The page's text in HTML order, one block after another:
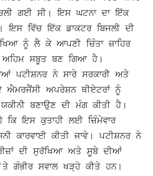
ਚਲੀ ਗਈ ਸੀ।ਇਸ ਘਟਨਾ ਦਾ ਇੱਕ
ਇਸ ਵਿੱਚ ਇੱਕ ਡਾਕਟਰ ਬਿਜਲੀ ਦੀ
ਨੂੰ ਲੈ ਕੇ ਆਪਣੀ ਚਿੰਤਾ ਜ਼ਾਹਿਰ
ਸਬੂਤ ਬਣ ਗਿਆ ਹੈ।
ਪਟੀਸ਼ਨਰ ਨੇ ਸਾਰੇ ਸਰਕਾਰੀ ਅਤੇ
ਐਮਰਜੈਂਸੀ ਅਪਰੇਸ਼ਨ ਥੀਏਟਰਾਂ ਨੂੰ
ਬਣਾਉਣ ਦੀ ਮੰਗ ਕੀਤੀ ਹੈ।
ਕਿ ਇਸ ਕੁਤਾਹੀ ਲਈ ਜ਼ਿੰਮੇਵਾਰ
ਕਾਰਵਾਈ ਕੀਤੀ ਜਾਵੇ। ਪਟੀਸ਼ਨਰ ਨੇ
ਦੀ ਸੁਰੱਖਿਆ ਅਤੇ ਸੂਬੇ ਦੀਆਂ
ਗੰਭੀਰ ਸਵਾਲ ਖੜ੍ਹੇ ਕੀਤੇ ਹਨ।